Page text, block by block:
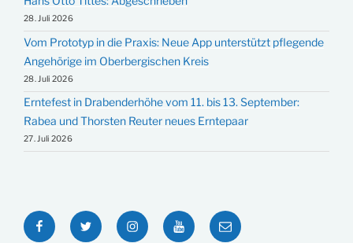
28. Juli 2026
Vom Prototyp in die Praxis: Neue App unterstützt pflegende
Angehörige im Oberbergischen Kreis
28. Juli 2026
Erntefest in Drabenderhöhe vom 11. bis 13. September:
Rabea und Thorsten Reuter neues Erntepaar
27. Juli 2026
FacebookTwitter InstagramYouTubeE-